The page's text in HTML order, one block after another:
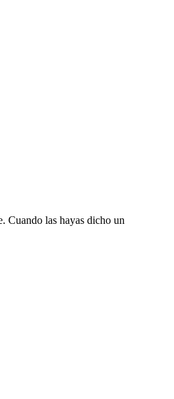
Cuando las hayas dicho un